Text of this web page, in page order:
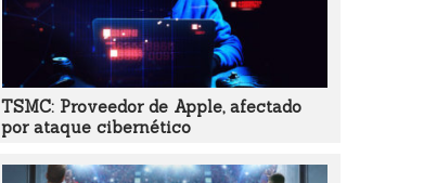
TSMC: Proveedor de Apple, afectado
por ataque cibernético